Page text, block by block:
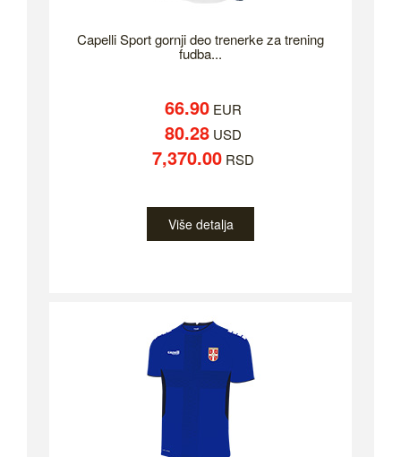
Capelli Sport gornji deo trenerke za trening
fudba...
66.90EUR
80.28USD
7,370.00RSD
Više detalja